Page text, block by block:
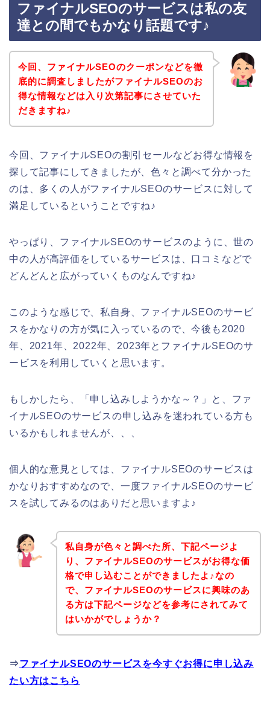
ファイナルSEOのサービスは私の友
達との間でもかなり話題です♪
今回、ファイナルSEOのクーポンなどを徹
底的に調査しましたがファイナルSEOのお
得な情報などは入り次第記事にさせていた
だきますね♪
今回、ファイナルSEOの割引セールなどお得な情報を
探して記事にしてきましたが、色々と調べて分かった
のは、多くの人がファイナルSEOのサービスに対して
満足しているということですね♪
やっぱり、ファイナルSEOのサービスのように、世の
中の人が高評価をしているサービスは、口コミなどで
どんどんと広がっていくものなんですね♪
このような感じで、私自身、ファイナルSEOのサービ
スをかなりの方が気に入っているので、今後も2020
年、2021年、2022年、2023年とファイナルSEOのサ
ービスを利用していくと思います。
もしかしたら、「申し込みしようかな～？」と、ファ
イナルSEOのサービスの申し込みを迷われている方も
いるかもしれませんが、、、
個人的な意見としては、ファイナルSEOのサービスは
かなりおすすめなので、一度ファイナルSEOのサービ
スを試してみるのはありだと思いますよ♪
私自身が色々と調べた所、下記ページよ
り、ファイナルSEOのサービスがお得な価
格で申し込むことができましたよ♪なの
で、ファイナルSEOのサービスに興味のあ
る方は下記ページなどを参考にされてみて
はいかがでしょうか？
⇒ファイナルSEOのサービスを今すぐお得に申し込み
たい方はこちら